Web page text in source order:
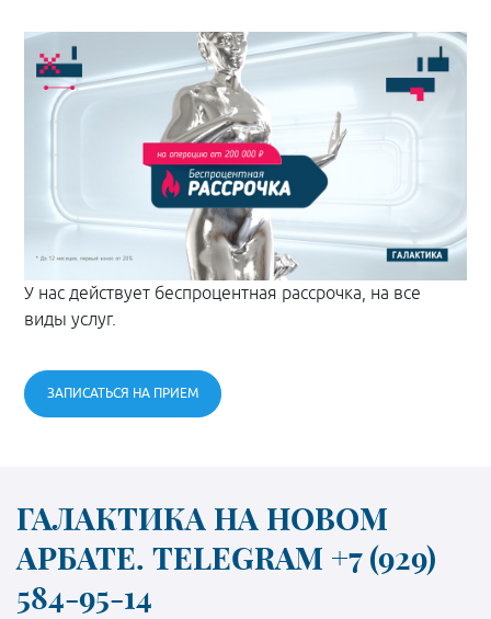
У нас действует беспроцентная рассрочка, на все
виды услуг.
ЗАПИСАТЬСЯ НА ПРИЕМ
ГАЛАКТИКА НА НОВОМ
АРБАТЕ. TELEGRAM +7 (929)
584-95-14